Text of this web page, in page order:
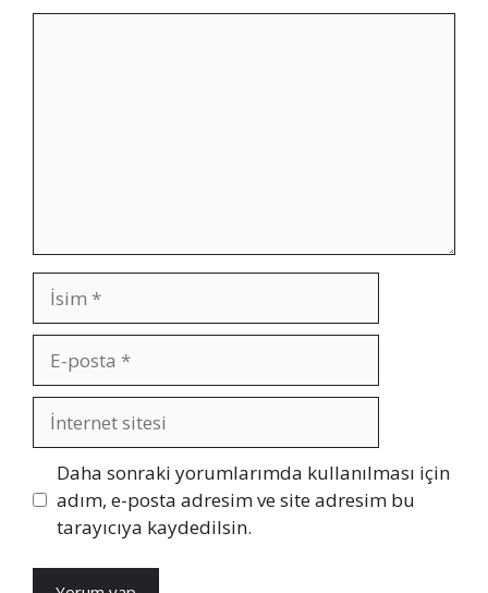
İsim
posta
İnternet
sitesi
Daha sonraki yorumlarımda kullanılması için
adım, e-posta adresim ve site adresim bu
tarayıcıya kaydedilsin.